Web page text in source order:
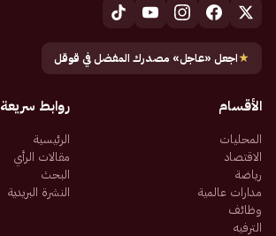
★اجعل «عاجل» مصدرك المفضل في قوقل
الأقسام
المحليات
الاقتصاد
رياضة
مدارات عالمية
وظائف
الترفيه
روابط سريعة
الرئيسية
مقالات الرأي
البحث
النشرة البريدية